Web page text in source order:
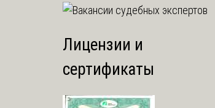
Лицензии и
сертификаты